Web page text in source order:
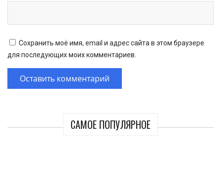
САМОЕ ПОПУЛЯРНОЕ
Сохранить моё имя, email и адрес сайта в этом браузере
для последующих моих комментариев.